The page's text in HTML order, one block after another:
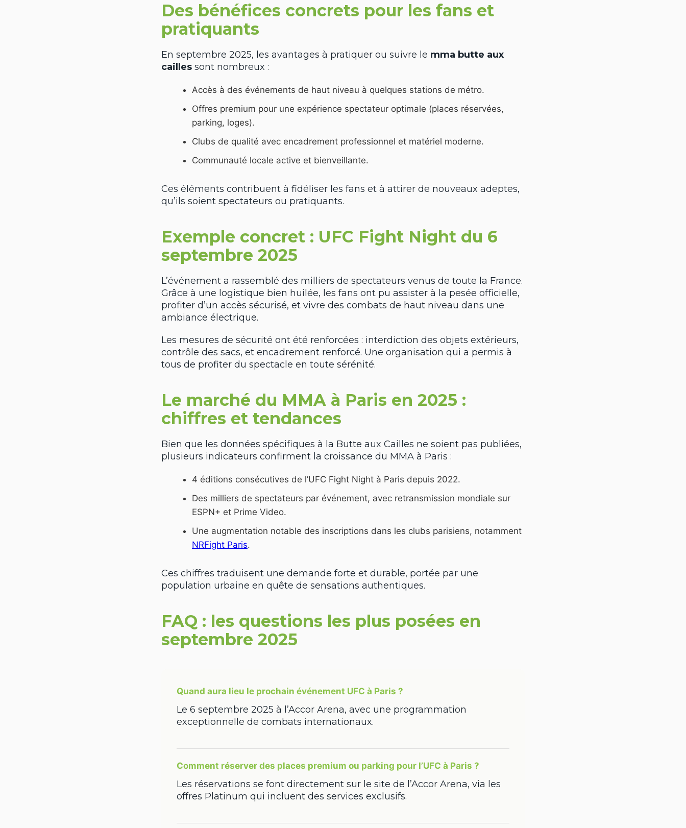
Des bénéfices concrets pour les fans et
pratiquants
En septembre 2025, les avantages à pratiquer ou suivre le mma butte aux
cailles sont nombreux :
Accès à des événements de haut niveau à quelques stations de métro.
Offres premium pour une expérience spectateur optimale (places réservées,
parking, loges).
Clubs de qualité avec encadrement professionnel et matériel moderne.
Communauté locale active et bienveillante.
Ces éléments contribuent à fidéliser les fans et à attirer de nouveaux adeptes,
qu’ils soient spectateurs ou pratiquants.
Exemple concret : UFC Fight Night du 6
septembre 2025
L’événement a rassemblé des milliers de spectateurs venus de toute la France.
Grâce à une logistique bien huilée, les fans ont pu assister à la pesée officielle,
profiter d’un accès sécurisé, et vivre des combats de haut niveau dans une
ambiance électrique.
Les mesures de sécurité ont été renforcées : interdiction des objets extérieurs,
contrôle des sacs, et encadrement renforcé. Une organisation qui a permis à
tous de profiter du spectacle en toute sérénité.
Le marché du MMA à Paris en 2025 :
chiffres et tendances
Bien que les données spécifiques à la Butte aux Cailles ne soient pas publiées,
plusieurs indicateurs confirment la croissance du MMA à Paris :
4 éditions consécutives de l’UFC Fight Night à Paris depuis 2022.
Des milliers de spectateurs par événement, avec retransmission mondiale sur
ESPN+ et Prime Video.
Une augmentation notable des inscriptions dans les clubs parisiens, notamment
NRFight Paris.
Ces chiffres traduisent une demande forte et durable, portée par une
population urbaine en quête de sensations authentiques.
FAQ : les questions les plus posées en
septembre 2025
Quand aura lieu le prochain événement UFC à Paris ?
Le 6 septembre 2025 à l’Accor Arena, avec une programmation
exceptionnelle de combats internationaux.
Comment réserver des places premium ou parking pour l’UFC à Paris ?
Les réservations se font directement sur le site de l’Accor Arena, via les
offres Platinum qui incluent des services exclusifs.